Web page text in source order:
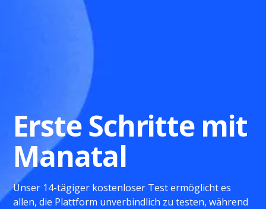
Erste Schritte mit
Manatal
Unser 14-tägiger kostenloser Test ermöglicht es
allen, die Plattform unverbindlich zu testen, während